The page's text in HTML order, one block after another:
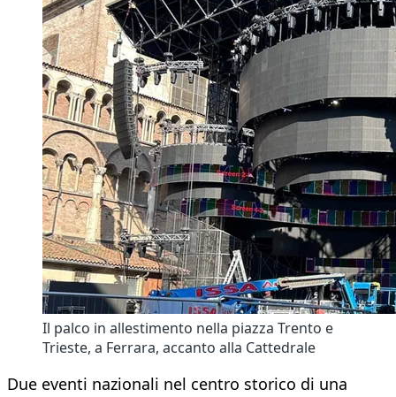
Il palco in allestimento nella piazza Trento e
Trieste, a Ferrara, accanto alla Cattedrale
Due eventi nazionali nel centro storico di una